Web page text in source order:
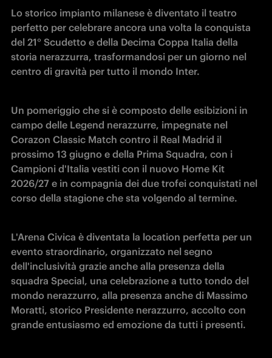
Lo storico impianto milanese è diventato il teatro
perfetto per celebrare ancora una volta la conquista
del 21° Scudetto e della Decima Coppa Italia della
storia nerazzurra, trasformandosi per un giorno nel
centro di gravità per tutto il mondo Inter.
Un pomeriggio che si è composto delle esibizioni in
campo delle Legend nerazzurre, impegnate nel
Corazon Classic Match contro il Real Madrid il
prossimo 13 giugno e della Prima Squadra, con i
Campioni d'Italia vestiti con il nuovo Home Kit
2026/27 e in compagnia dei due trofei conquistati nel
corso della stagione che sta volgendo al termine.
L'Arena Civica è diventata la location perfetta per un
evento straordinario, organizzato nel segno
dell'inclusività grazie anche alla presenza della
squadra Special, una celebrazione a tutto tondo del
mondo nerazzurro, alla presenza anche di Massimo
Moratti, storico Presidente nerazzurro, accolto con
grande entusiasmo ed emozione da tutti i presenti.